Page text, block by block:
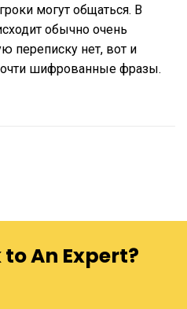
могут общаться. В
обычно очень
переписку нет, вот и
шифрованные фразы.
An Expert?